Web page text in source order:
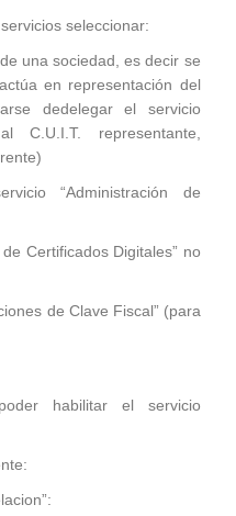
seleccionar:
una sociedad, es decir se
en representación del
dedelegar el servicio
representante,
“Administración de
Certificados Digitales” no
de Clave Fiscal” (para
habilitar el servicio